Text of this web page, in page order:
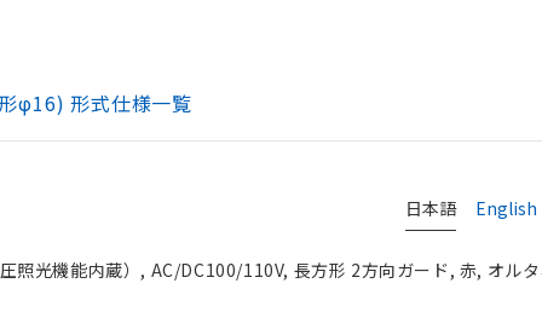
φ16) 形式仕様一覧
日本語 English
光機能内蔵）, AC/DC100/110V, 長方形 2方向ガード, 赤, オル